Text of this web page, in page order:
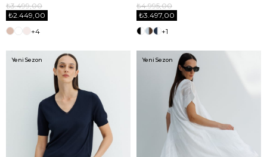
₺2.449,00
₺3.499,00
+4
₺3.497,00
₺4.995,00
+1
Yeni Sezon Yeni Sezon